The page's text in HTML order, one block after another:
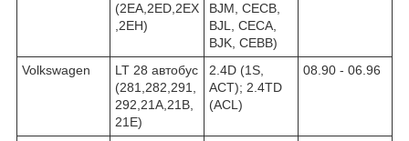
(2EA,2ED,2EX
,2EH)
BJM, CECB,
BJL, CECA,
BJK, CEBB)
Volkswagen
LT 28 автобус
(281,282,291,
292,21A,21B,
21E)
2.4D (1S,
ACT); 2.4TD
(ACL)
08.90 - 06.96